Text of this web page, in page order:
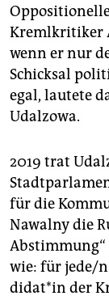
Kremlkritiker
wenn er nur
Schicksal
egal, lautete
Udalzowa.
2019 trat
für die
Nawalny die
Abstimmung“
wie: für jede/
di­da­t*in der